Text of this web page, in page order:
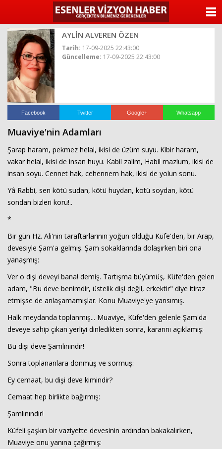
AYLİN ALVEREN ÖZEN
Tarih: 17-09-2025 22:43:00
Güncelleme: 17-09-2025 22:43:00
Facebook Twitter Google+ Whatsapp
Muaviye'nin Adamları
Şarap haram, pekmez helal, ikisi de üzüm suyu. Kibir haram,
vakar helal, ikisi de insan huyu. Kabil zalim, Habil mazlum, ikisi de
insan soyu. Cennet hak, cehennem hak, ikisi de yolun sonu.
Yâ Rabbi, sen kötü sudan, kötü huydan, kötü soydan, kötü
sondan bizleri koru!..
*
Bir gün Hz. Ali'nin taraftarlarının yoğun olduğu Küfe'den, bir Arap,
devesiyle Şam'a gelmiş. Şam sokaklarında dolaşırken biri ona
yanaşmış:
Ver o dişi deveyi bana! demiş. Tartışma büyümüş, Küfe'den gelen
adam, "Bu deve benimdir, üstelik dişi değil, erkektir" diye itiraz
etmişse de anlaşamamışlar. Konu Muaviye'ye yansımış.
Halk meydanda toplanmış... Muaviye, Küfe'den gelenle Şam'da
deveye sahip çıkan yerliyi dinledikten sonra, kararını açıklamış:
Bu dişi deve Şamlınındır!
Sonra toplananlara dönmüş ve sormuş:
Ey cemaat, bu dişi deve kimindir?
Cemaat hep birlikte bağırmış:
Şamlınındır!
Küfeli şaşkın bir vaziyette devesinin ardından bakakalırken,
Muaviye onu yanına çağırmış:
ANASAYFA
YAZARLAR
Haberin Doğru Adresi.